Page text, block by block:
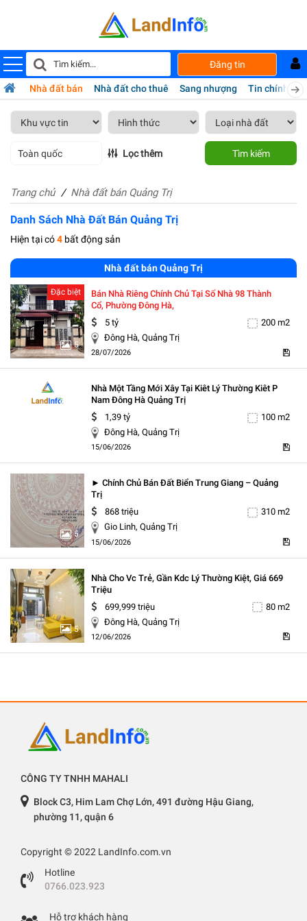
Đăng tin
Nhà đất bán Nhà đất cho thuê Sang nhượng Tin chính chủ
Toàn quốc Lọc thêm Tìm kiếm
Trang chủ Nhà đất bán Quảng Trị
Danh Sách Nhà Đất Bán Quảng Trị
Hiện tại có4 bất động sản
Nhà đất bán Quảng Trị
5
Đặc biệt
Bán Nhà Riêng Chính Chủ Tại Số Nhà 98 Thành
Cổ, Phường Đông Hà,
5 tỷ
200 m2
Đông Hà, Quảng Trị
28/07/2026
Nhà Một Tầng Mới Xây Tại Kiêt Lý Thường Kiêt P
Nam Đông Hà Quảng Trị
1,39 tỷ
100 m2
Đông Hà, Quảng Trị
15/06/2026
5
► Chính Chủ Bán Đất Biển Trung Giang – Quảng
Trị
868 triệu
310 m2
Gio Linh, Quảng Trị
15/06/2026
5
Nhà Cho Vc Trẻ, Gần Kdc Lý Thường Kiệt, Giá 669
Triệu
699,999 triệu
80 m2
Đông Hà, Quảng Trị
12/06/2026
CÔNG TY TNHH MAHALI
Block C3, Him Lam Chợ Lớn, 491 đường Hậu Giang,
phường 11, quận 6
Copyright © 2022 LandInfo.com.vn
Hotline
0766.023.923
Hỗ trợ khách hàng